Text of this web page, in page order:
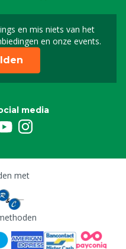
en mis niets van het
en onze events.
u aan voor onze
media
met